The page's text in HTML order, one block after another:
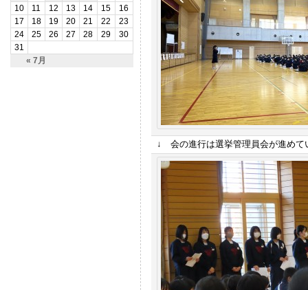
« 7月
10
11 12 13 14 15
16
17
18 19 20 21 22
23
24
25 26 27 28 29
30
31
↓ 会の進行は選挙管理員会が進めて